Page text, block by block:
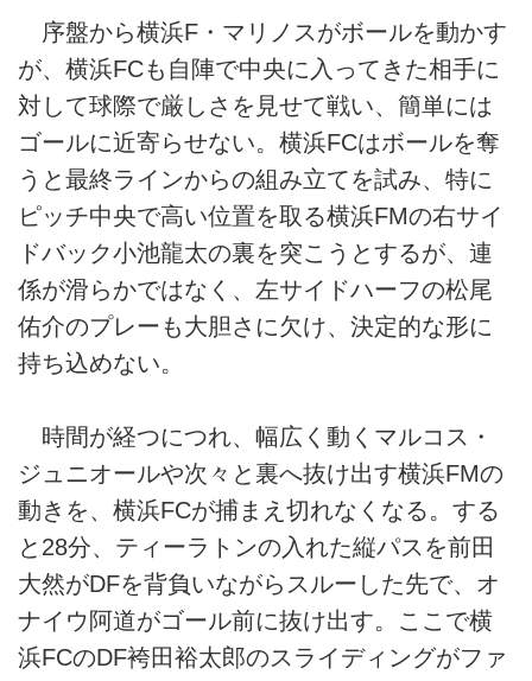
序盤から横浜F・マリノスがボールを動かす
が、横浜FCも自陣で中央に入ってきた相手に
対して球際で厳しさを見せて戦い、簡単には
ゴールに近寄らせない。横浜FCはボールを奪
うと最終ラインからの組み立てを試み、特に
ピッチ中央で高い位置を取る横浜FMの右サイ
ドバック小池龍太の裏を突こうとするが、連
係が滑らかではなく、左サイドハーフの松尾
佑介のプレーも大胆さに欠け、決定的な形に
持ち込めない。
時間が経つにつれ、幅広く動くマルコス・
ジュニオールや次々と裏へ抜け出す横浜FMの
動きを、横浜FCが捕まえ切れなくなる。する
と28分、ティーラトンの入れた縦パスを前田
大然がDFを背負いながらスルーした先で、オ
ナイウ阿道がゴール前に抜け出す。ここで横
浜FCのDF袴田裕太郎のスライディングがファ